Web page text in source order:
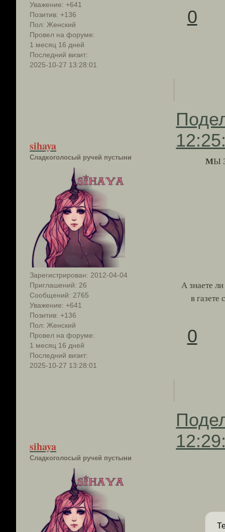
Уважение: +641
Позитив: +136
Пол: Женский
Провел на форуме:
1 месяц 16 дней
Последний визит:
2025-10-27 13:28:01
0
sihaya
Сладкоголосый ручей пустыни
Зарегистрирован: 2012-04-04
Приглашений: 26
Сообщений: 2765
Уважение: +641
Позитив: +136
Пол: Женский
Провел на форуме:
1 месяц 16 дней
Последний визит:
2025-10-27 13:28:01
МЫ
А знаете
в
0
sihaya
Сладкоголосый ручей пустыни